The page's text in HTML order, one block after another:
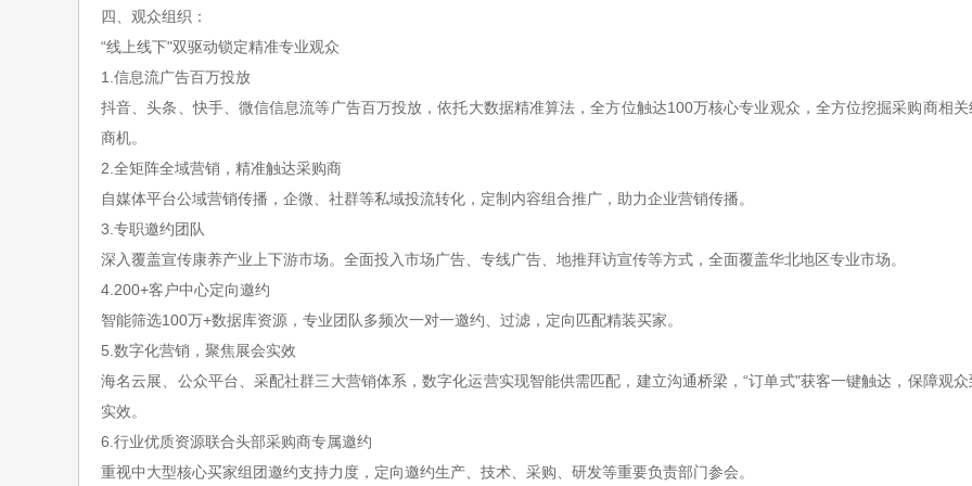
四、观众组织：
“线上线下"双驱动锁定精准专业观众
1.信息流广告百万投放
抖音、头条、快手、微信信息流等广告百万投放，依托大数据精准算法，全方位触达100万核心专业观众，全方位挖掘采购商相关
商机。
2.全矩阵全域营销，精准触达采购商
自媒体平台公域营销传播，企微、社群等私域投流转化，定制内容组合推广，助力企业营销传播。
3.专职邀约团队
深入覆盖宣传康养产业上下游市场。全面投入市场广告、专线广告、地推拜访宣传等方式，全面覆盖华北地区专业市场。
4.200+客户中心定向邀约
智能筛选100万+数据库资源，专业团队多频次一对一邀约、过滤，定向匹配精装买家。
5.数字化营销，聚焦展会实效
海名云展、公众平台、采配社群三大营销体系，数字化运营实现智能供需匹配，建立沟通桥梁，“订单式"获客一键触达，保障观众
实效。
6.行业优质资源联合头部采购商专属邀约
重视中大型核心买家组团邀约支持力度，定向邀约生产、技术、采购、研发等重要负责部门参会。